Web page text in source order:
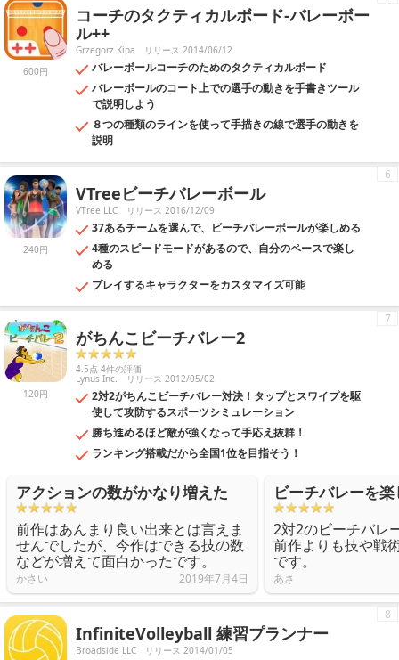
600円
コーチのタクティカルボード-バレーボー
ル++
Grzegorz Kipa リリース 2014/06/12
バレーボールコーチのためのタクティカルボード
バレーボールのコート上での選手の動きを手書きツール
で説明しよう
８つの種類のラインを使って手描きの線で選手の動きを
説明
240円
VTreeビーチバレーボール
VTree LLC リリース 2016/12/09
37あるチームを選んで、ビーチバレーボールが楽しめる
4種のスピードモードがあるので、自分のペースで楽し
める
プレイするキャラクターをカスタマイズ可能
6
120円
がちんこビーチバレー2
4.5点 4件の評価
Lynus Inc. リリース 2012/05/02
2対2がちんこビーチバレー対決！タップとスワイプを駆
使して攻防するスポーツシミュレーション
勝ち進めるほど敵が強くなって手応え抜群！
ランキング搭載だから全国1位を目指そう！
7
アクションの数がかなり増えた
前作はあんまり良い出来とは言えま
せんでしたが、今作はできる技の数
などが増えて面白かったです。
かさい 2019年7月4日
ビーチバレーを
2対2のビーチバレ
前作よりも技や戦
です。
あさ
InfiniteVolleyball 練習プランナー
Broadside LLC リリース 2014/01/05
8